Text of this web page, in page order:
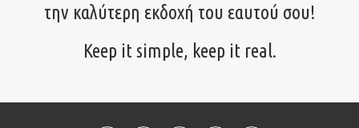
την καλύτερη εκδοχή του εαυτού σου!
Keep it simple, keep it real.